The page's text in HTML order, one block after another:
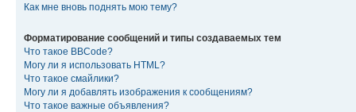
Как мне вновь поднять мою тему?
Форматирование сообщений и типы создаваемых тем
Что такое BBCode?
Могу ли я использовать HTML?
Что такое смайлики?
Могу ли я добавлять изображения к сообщениям?
Что такое важные объявления?